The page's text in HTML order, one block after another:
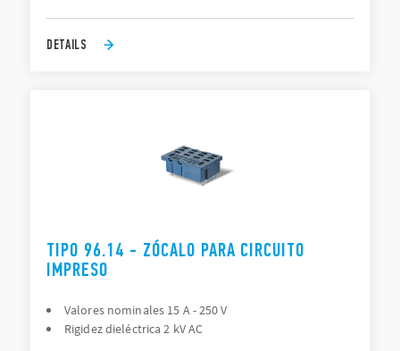
DETAILS
TIPO 96.14 - ZÓCALO PARA CIRCUITO
IMPRESO
Valores nominales 15 A - 250 V
Rigidez dieléctrica 2 kV AC